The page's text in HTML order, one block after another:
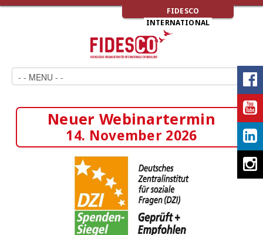
FIDESCO
INTERNATIONAL
Neuer Webinartermin
14. November 2026